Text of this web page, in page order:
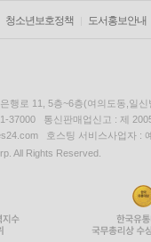
청소년보호정책 도서홍보안내
행로 11, 5층~6층(여의도동,일신
37000 통신판매업신고 : 제
호스팅 서비스사업자 :
All Rights Reserved.